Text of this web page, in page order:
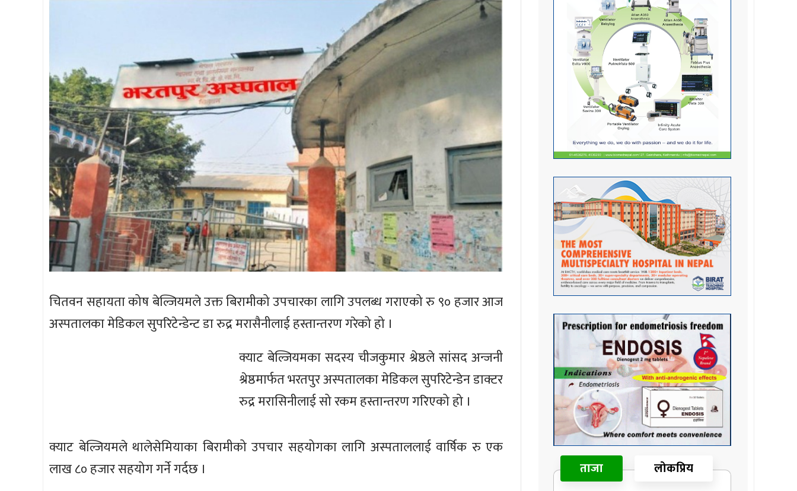
चितवन सहायता कोष बेल्जियमले उक्त बिरामीको उपचारका लागि उपलब्ध गराएको रु ९० हजार आज
अस्पतालका मेडिकल सुपरिटेन्डेन्ट डा रुद्र मरासैनीलाई हस्तान्तरण गरेको हो ।
क्याट बेल्जियमका सदस्य चीजकुमार श्रेष्ठले सांसद अन्जनी
श्रेष्ठमार्फत भरतपुर अस्पतालका मेडिकल सुपरिटेन्डेन डाक्टर
रुद्र मरासिनीलाई सो रकम हस्तान्तरण गरिएको हो ।
क्याट बेल्जियमले थालेसेमियाका बिरामीको उपचार सहयोगका लागि अस्पताललाई वार्षिक रु एक
लाख ८० हजार सहयोग गर्ने गर्दछ ।
ताजा लोकप्रिय